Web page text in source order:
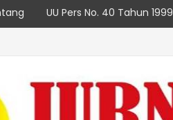
UU Pers No. 40 Tahun 1999